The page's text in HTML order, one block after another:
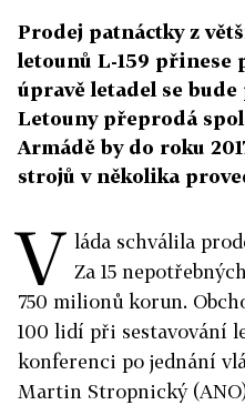
Prodej patnáctky z
letounů L-159 přinese
úpravě letadel se
Letouny přeprodá
Armádě by do roku
strojů v několika
V láda schválila
Za 15
750 milionů korun.
100 lidí při sestavování
konferenci po jednání
Martin Stropnický